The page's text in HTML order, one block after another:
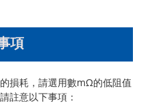
項
損耗，請選用數mΩ的低阻值
註意以下事項：